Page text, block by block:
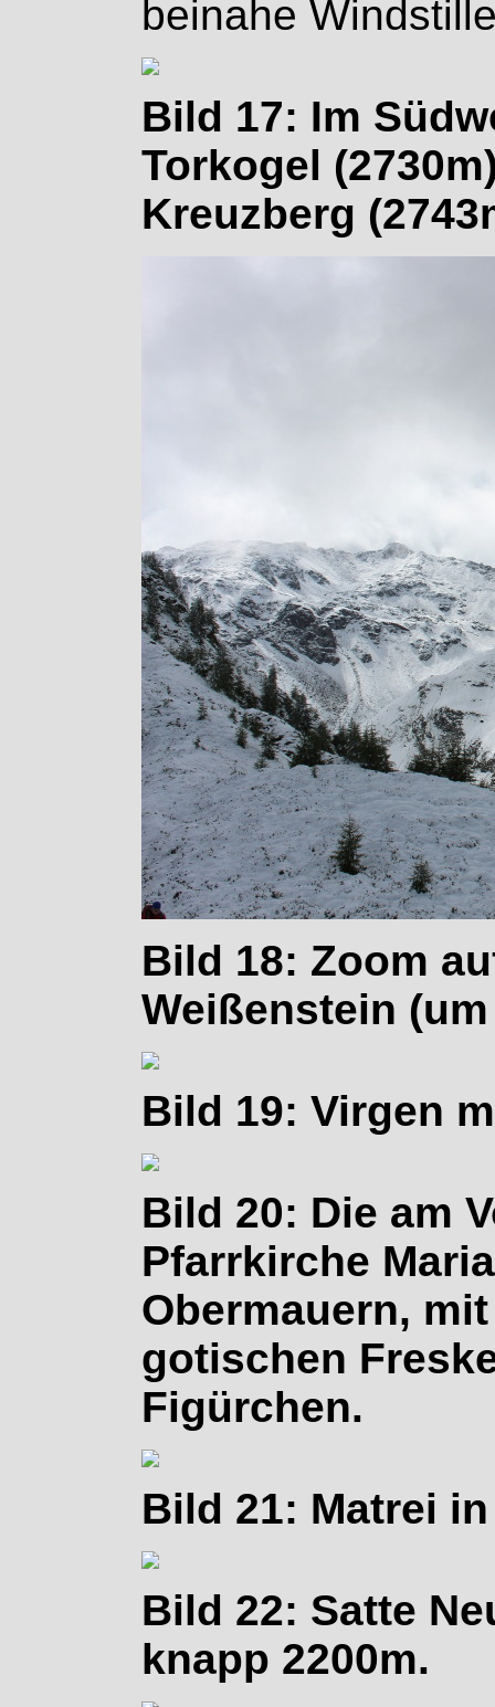
beinahe
Bild 17: Im
Torkogel
Kreuzberg
Bild 18: Zoom
Weißenstein
Bild 19: Virgen
Bild 20: Die am
Pfarrkirche
Obermauern,
gotischen
Figürchen.
Bild 21: Matrei
Bild 22: Satte
knapp 2200m.